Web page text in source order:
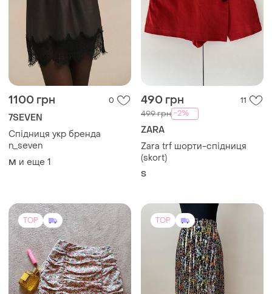
1100 грн 0
7SEVEN
Спідниця укр бренда
n_seven
M и еще 1
490 грн 11
499 грн -2%
ZARA
Zara trf шорти-спідниця
(skort)
S
TOP TOP